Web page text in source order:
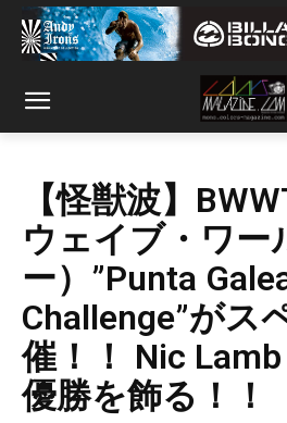
【怪獣波】
ウェイブ・ワー
ー）”Punta
Challenge”がス
催！！ Nic
優勝を飾る！！